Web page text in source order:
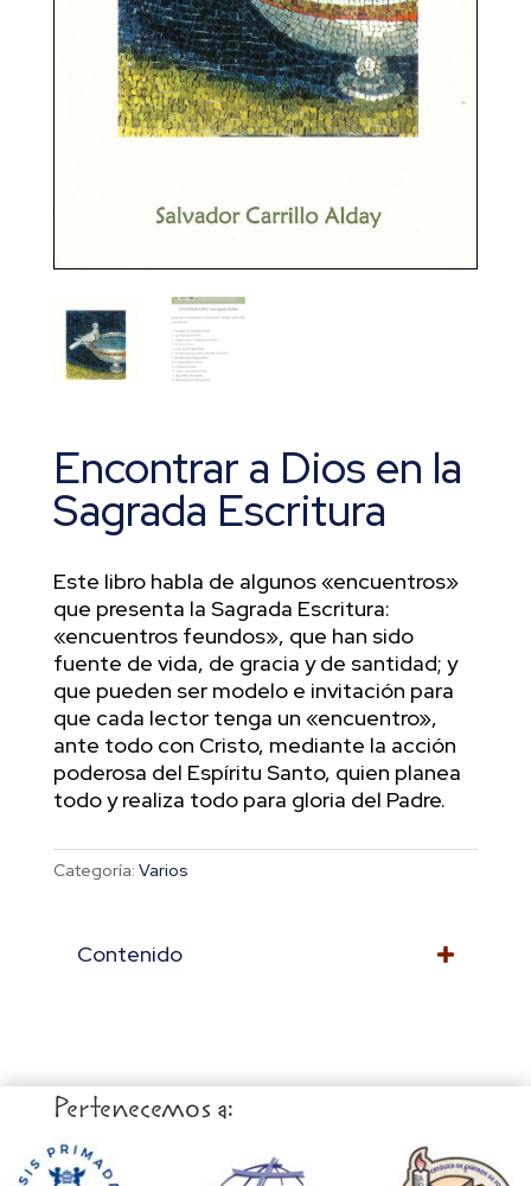
Encontrar a Dios en la
Sagrada Escritura
Este libro habla de algunos «encuentros»
que presenta la Sagrada Escritura:
«encuentros feundos», que han sido
fuente de vida, de gracia y de santidad; y
que pueden ser modelo e invitación para
que cada lector tenga un «encuentro»,
ante todo con Cristo, mediante la acción
poderosa del Espíritu Santo, quien planea
todo y realiza todo para gloria del Padre.
Categoría: Varios
Contenido
Pertenecemos a: